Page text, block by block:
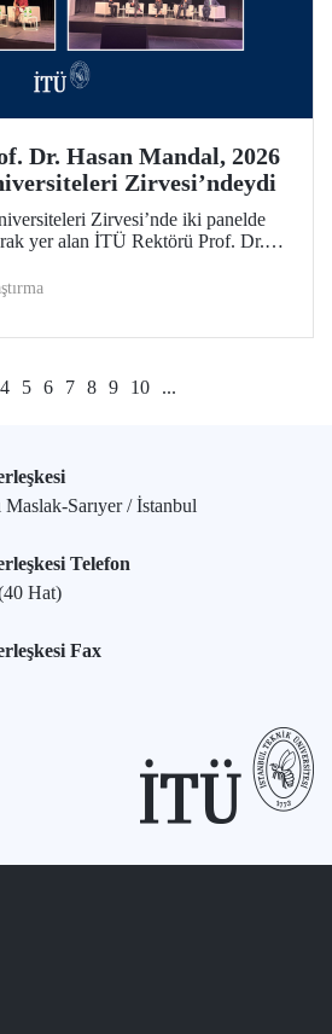
Dr. Hasan Mandal, 2026
Zirvesi’ndeydi
Zirvesi’nde iki panelde
yer alan İTÜ Rektörü Prof. Dr.
araştırma ve iş birliği
4 5 6 7 8 9 10 ...
Sarıyer / İstanbul
Telefon
Hat)
Fax